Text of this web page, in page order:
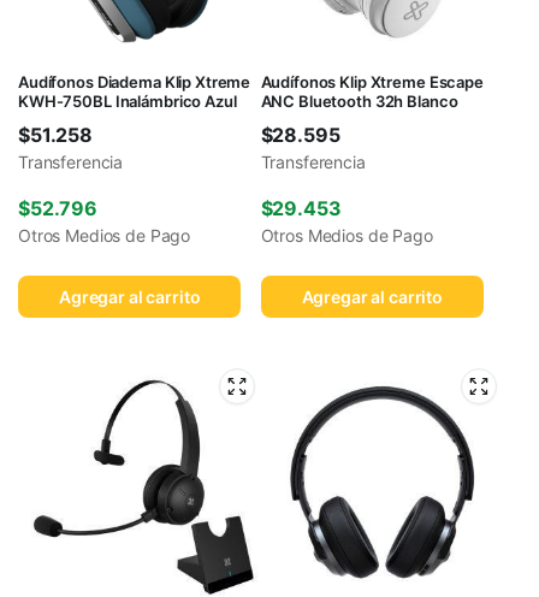
Audífonos Diadema Klip Xtreme
KWH-750BL Inalámbrico Azul
$51.258
Transferencia
$52.796
Otros Medios de Pago
Agregar al carrito
Audífonos Klip Xtreme Escape
ANC Bluetooth 32h Blanco
$28.595
Transferencia
$29.453
Otros Medios de Pago
Agregar al carrito